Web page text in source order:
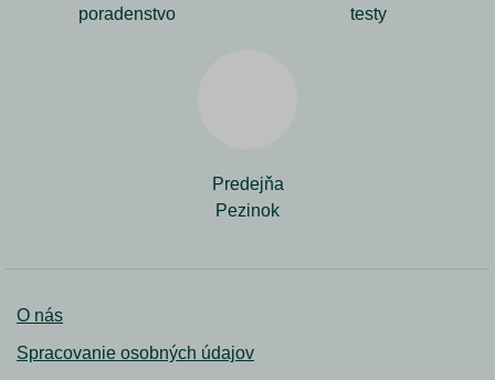
poradenstvo
testy
Predejňa
Pezinok
O nás
Spracovanie osobných údajov